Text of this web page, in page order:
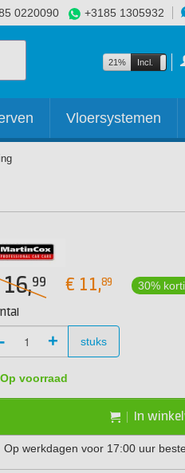
0220090 +3185 1305932
21% Incl.
Vloersystemen
€ 11,89
99 30%
- + stuks
Op voorraad
In
Op werkdagen voor 17:00 uur